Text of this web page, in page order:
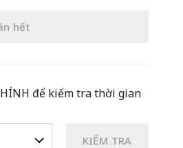
hết
để kiểm tra thời gian
KIỂM TRA